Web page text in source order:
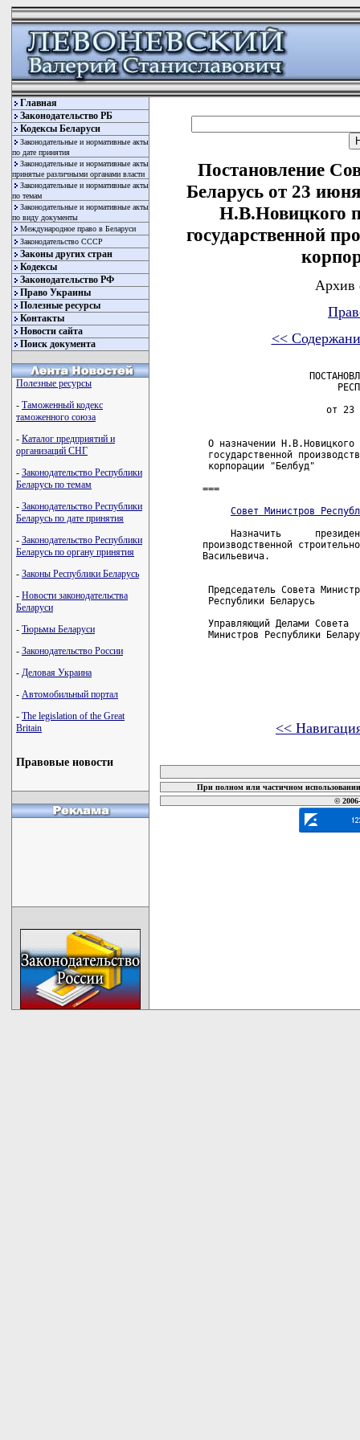
Главная
Законодательство РБ
Кодексы Беларуси
Законодательные и нормативные акты
по дате принятия
Законодательные и нормативные акты
принятые различными органами власти
Законодательные и нормативные акты
по темам
Законодательные и нормативные акты
по виду документы
Международное право в Беларуси
Законодательство СССР
Законы других стран
Кодексы
Законодательство РФ
Право Украины
Полезные ресурсы
Контакты
Новости сайта
Поиск документа
Полезные ресурсы
- Таможенный кодекс
таможенного союза
- Каталог предприятий и
организаций СНГ
- Законодательство Республики
Беларусь по темам
- Законодательство Республики
Беларусь по дате принятия
- Законодательство Республики
Беларусь по органу принятия
- Законы Республики Беларусь
- Новости законодательства
Беларуси
- Тюрьмы Беларуси
- Законодательство России
- Деловая Украина
- Автомобильный портал
- The legislation of the Great
Britain
Правовые новости
Постановление
Беларусь от 23
Н.В.Новицкого
государственной
Архив
<<
от 23
О назначении Н.В.Новицкого
государственной
корпорации "Белбуд"
===
Совет Министров
Назначить
производственной
Васильевича.
Председатель Совета
Республики
Управляющий Делами Совета
Министров Республики
<<
При полном или частичном
©